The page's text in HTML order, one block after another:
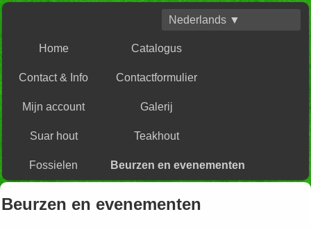
Nederlands ▼
Home Catalogus
Contact & Info Contactformulier
Mijn account Galerij
Suar hout Teakhout
Fossielen Beurzen en evenementen
Beurzen en evenementen